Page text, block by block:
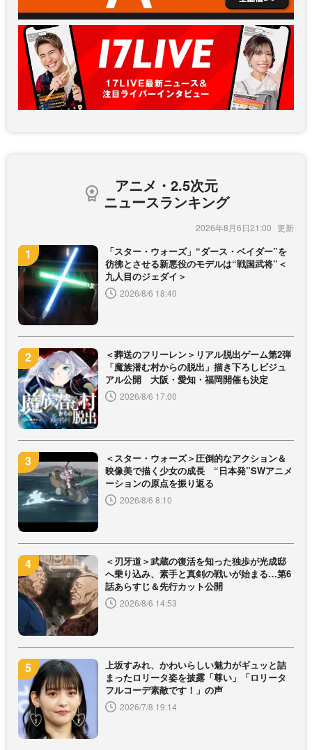
アニメ・2.5次元
ニュースランキング
2026年8月6日21:00
「スター・ウォーズ」“ダース・ベイダー”を
彷彿とさせる新悪役のモデルは“戦国武将”＜
九人目のジェダイ＞
2026/8/6 18:40
＜葬送のフリーレン＞リアル脱出ゲーム第2弾
「魔族潜む村からの脱出」描き下ろしビジュ
アル公開 大阪・愛知・福岡開催も決定
2026/8/6 17:00
＜スター・ウォーズ＞圧倒的なアクション＆
映像美で描く少女の成長 “日本発”SWアニメ
ーションの原点を振り返る
2026/8/6 8:10
＜刃牙道＞武蔵の復活を知った独歩が光成邸
へ乗り込み、素手と真剣の戦いが始まる…第6
話あらすじ＆先行カット公開
2026/8/6 14:53
上坂すみれ、かわいらしい魅力がギュッと詰
まったロリータ姿を披露「尊い」「ロリータ
フルコーデ素敵です！」の声
2026/7/8 19:14